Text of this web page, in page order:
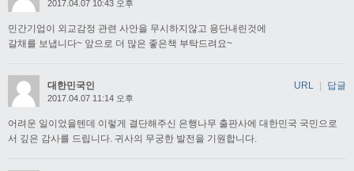
2017.04.07 10:43 오후
민간기업이 외교감정 관련 사안을 무시하지않고 용단내린것에
갈채를 보냅니다~ 앞으로 더 많은 좋은책 부탁드려요~
대한민국인
2017.04.07 11:14 오후
어려운 일이었을텐데 이렇게 결단해주신 은행나무 출판사에 대한민국 국민으로
서 깊은 감사를 드립니다. 귀사의 무궁한 발전을 기원합니다.
URL 답글